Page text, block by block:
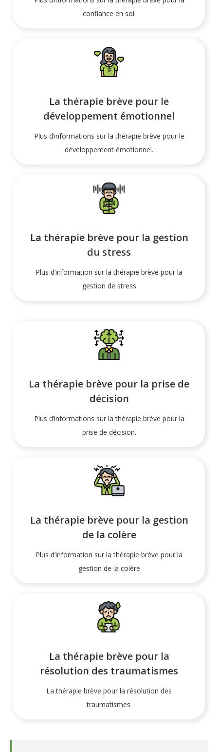
confiance en soi.
La thérapie brève pour le
développement émotionnel
Plus d’informations sur la thérapie brève pour le
développement émotionnel.
La thérapie brève pour la gestion
du stress
Plus d’information sur la thérapie brève pour la
gestion de stress
La thérapie brève pour la prise de
décision
Plus d’informations sur la thérapie brève pour la
prise de décision.
La thérapie brève pour la gestion
de la colère
Plus d’information sur la thérapie brève pour la
gestion de la colère
La thérapie brève pour la
résolution des traumatismes
La thérapie brève pour la résolution des
traumatismes.